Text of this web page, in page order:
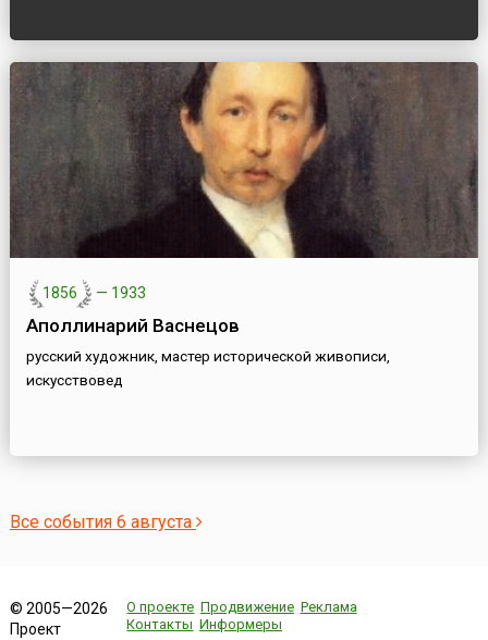
1856 — 1933
Аполлинарий Васнецов
русский художник, мастер исторической живописи,
искусствовед
Все события 6 августа
© 2005—2026
Проект
О проекте Продвижение Реклама
Контакты Информеры